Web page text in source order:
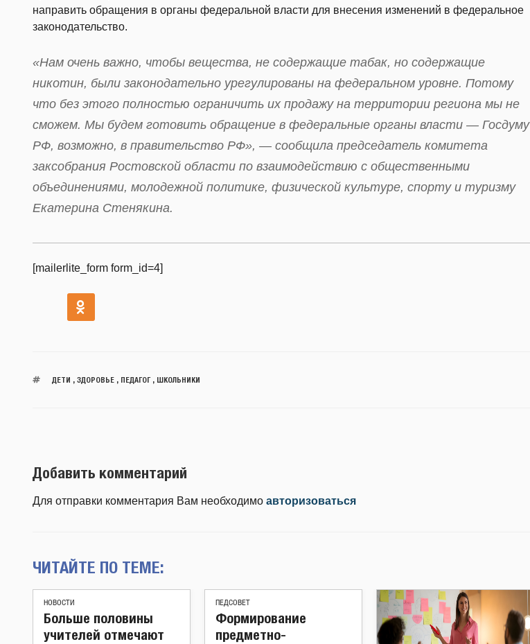
направить обращения в органы федеральной власти для внесения изменений в федеральное
законодательство.
«Нам очень важно, чтобы вещества, не содержащие табак, но содержащие
никотин, были законодательно урегулированы на федеральном уровне. Потому
что без этого полностью ограничить их продажу на территории региона мы не
сможем. Мы будем готовить обращение в федеральные органы власти — Госдуму
РФ, возможно, в правительство РФ», — сообщила председатель комитета
заксобрания Ростовской области по взаимодействию с общественными
объединениями, молодежной политике, физической культуре, спорту и туризму
Екатерина Стенякина.
[mailerlite_form form_id=4]
ДЕТИ ЗДОРОВЬЕ, ПЕДАГОГ, ШКОЛЬНИКИ
Добавить комментарий
Для отправки комментария Вам необходимо авторизоваться
ЧИТАЙТЕ ПО ТЕМЕ:
НОВОСТИ
Больше половины
учителей отмечают
ПЕДСОВЕТ
Формирование
предметно-